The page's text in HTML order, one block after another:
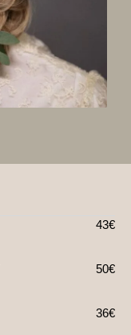
43€
50€
36€